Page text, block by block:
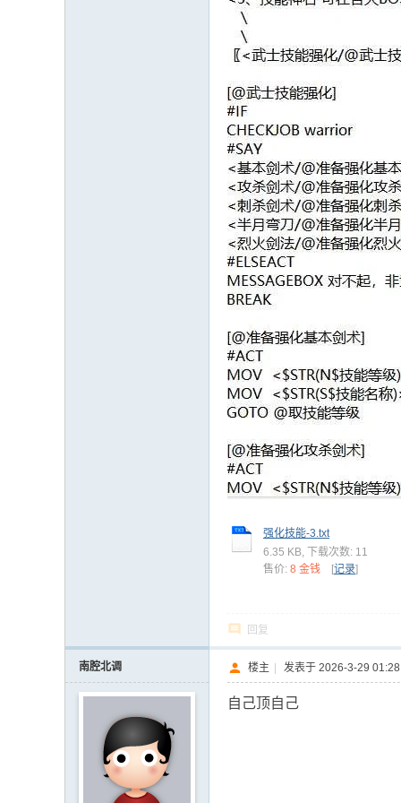
强化技能-3.txt
6.35 KB, 下载次数: 11
售价: 8 金钱 [记录]
回复
南腔北调 楼主 发表于 2026-3-29
自己顶自己